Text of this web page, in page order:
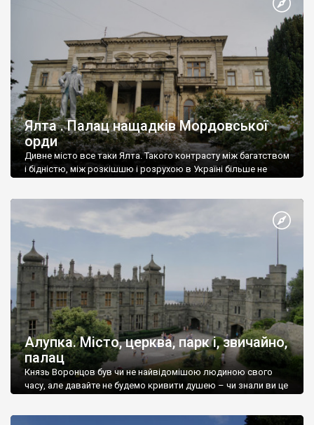
Ялта . Палац нащадків Мордовської
орди
Дивне місто все таки Ялта. Такого контрасту між багатством
і бідністю, між розкішшю і розрухою в Україні більше не
Алупка. Місто, церква, парк і, звичайно,
палац
Князь Воронцов був чи не найвідомішою людиною свого
часу, але давайте не будемо кривити душею – чи знали ви це